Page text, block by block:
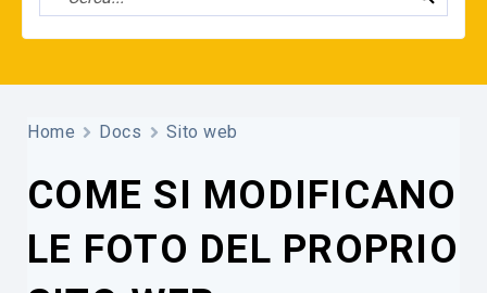
Home Docs Sito web
COME SI MODIFICANO
LE FOTO DEL PROPRIO